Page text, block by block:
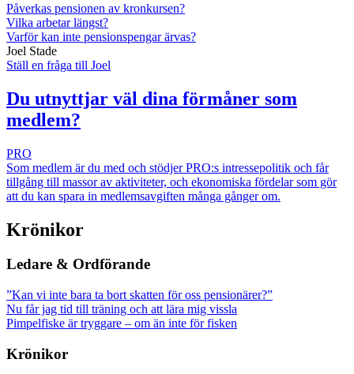
Påverkas pensionen av kronkursen?
Vilka arbetar längst?
Varför kan inte pensionspengar ärvas?
Joel Stade
Ställ en fråga till Joel
Du utnyttjar väl dina förmåner som
medlem?
PRO
Som medlem är du med och stödjer PRO:s intressepolitik och får
tillgång till massor av aktiviteter, och ekonomiska fördelar som gör
att du kan spara in medlemsavgiften många gånger om.
Krönikor
Ledare & Ordförande
”Kan vi inte bara ta bort skatten för oss pensionärer?”
Nu får jag tid till träning och att lära mig vissla
Pimpelfiske är tryggare – om än inte för fisken
Krönikor